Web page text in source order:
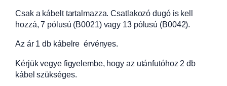
z
ú
d
b
Csak a kábelt tartalmazza. Csatlakozó dugó is kell
hozzá, 7 pólusú (B0021) vagy 13 pólusú (B0042).
Az ár 1 db kábelre érvényes.
Kérjük vegye figyelembe, hogy az utánfutóhoz 2 db
kábel szükséges.